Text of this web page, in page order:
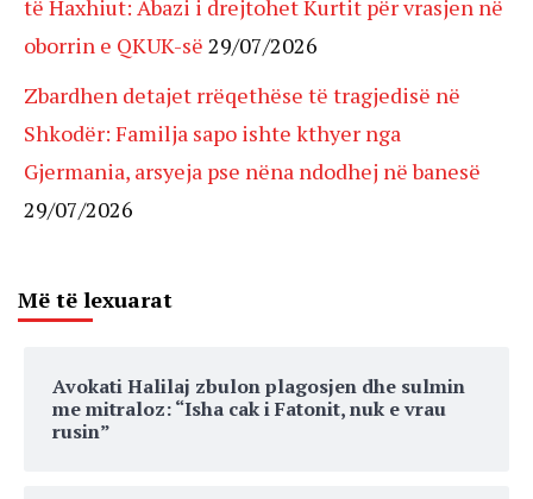
të Haxhiut: Abazi i drejtohet Kurtit për vrasjen në
oborrin e QKUK-së 29/07/2026
Zbardhen detajet rrëqethëse të tragjedisë në
Shkodër: Familja sapo ishte kthyer nga
Gjermania, arsyeja pse nëna ndodhej në banesë
29/07/2026
Më të lexuarat
Avokati Halilaj zbulon plagosjen dhe sulmin
me mitraloz: “Isha cak i Fatonit, nuk e vrau
rusin”